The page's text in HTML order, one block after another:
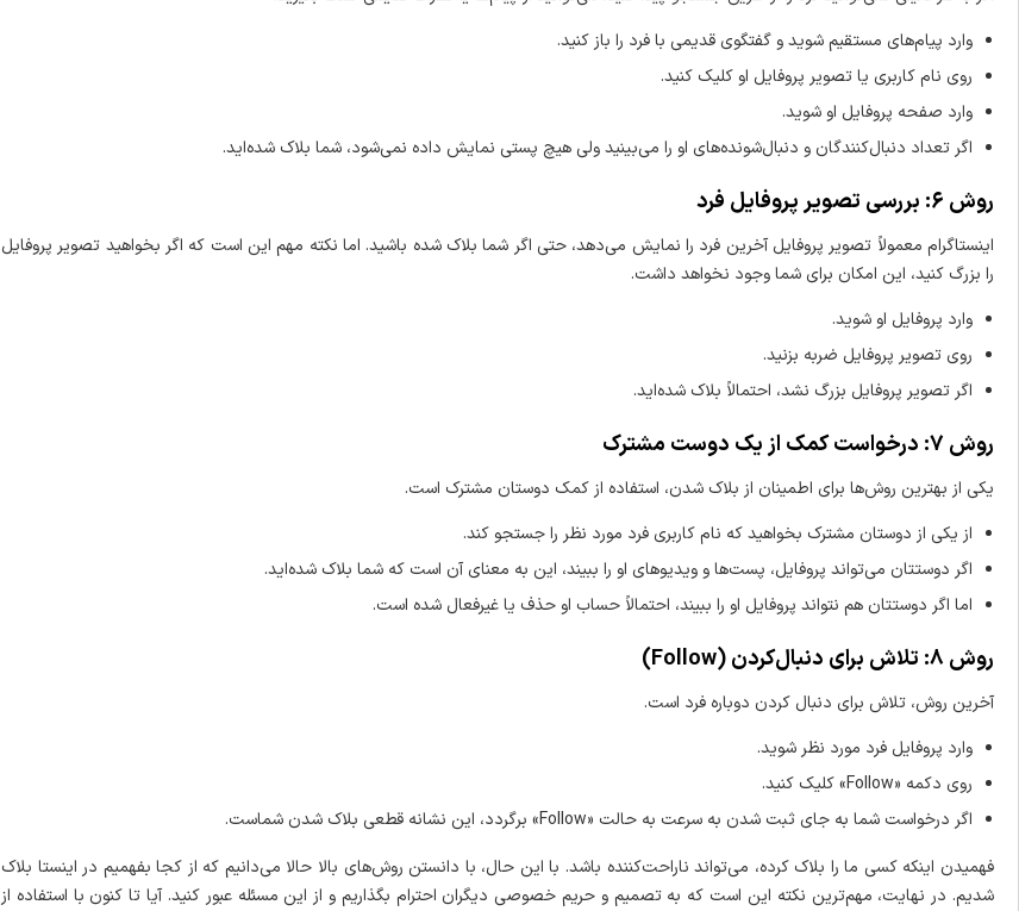
وارد پیام‌های مستقیم شوید و گفتگوی قدیمی با فرد را باز کنید.
روی نام کاربری یا تصویر پروفایل او کلیک کنید.
وارد صفحه پروفایل او شوید.
اگر تعداد دنبال‌کنندگان و دنبال‌شونده‌های او را می‌بینید ولی هیچ پستی نمایش داده نمی‌شود، شما بلاک شده‌اید.
روش ۶: بررسی تصویر پروفایل فرد
اینستاگرام معمولاً تصویر پروفایل آخرین فرد را نمایش می‌دهد، حتی اگر شما بلاک شده باشید. اما نکته مهم این است که اگر بخواهید تصویر پروفایل
را بزرگ کنید، این امکان برای شما وجود نخواهد داشت.
وارد پروفایل او شوید.
روی تصویر پروفایل ضربه بزنید.
اگر تصویر پروفایل بزرگ نشد، احتمالاً بلاک شده‌اید.
روش ۷: درخواست کمک از یک دوست مشترک
یکی از بهترین روش‌ها برای اطمینان از بلاک شدن، استفاده از کمک دوستان مشترک است.
از یکی از دوستان مشترک بخواهید که نام کاربری فرد مورد نظر را جستجو کند.
اگر دوستتان می‌تواند پروفایل، پست‌ها و ویدیوهای او را ببیند، این به معنای آن است که شما بلاک شده‌اید.
اما اگر دوستتان هم نتواند پروفایل او را ببیند، احتمالاً حساب او حذف یا غیرفعال شده است.
روش ۸: تلاش برای دنبال‌کردن (Follow)
آخرین روش، تلاش برای دنبال کردن دوباره فرد است.
وارد پروفایل فرد مورد نظر شوید.
روی دکمه «Follow» کلیک کنید.
اگر درخواست شما به جای ثبت شدن به سرعت به حالت «Follow» برگردد، این نشانه قطعی بلاک شدن شماست.
فهمیدن اینکه کسی ما را بلاک کرده، می‌تواند ناراحت‌کننده باشد. با این حال، با دانستن روش‌های بالا حالا می‌دانیم که از کجا بفهمیم در اینستا بلاک
شدیم. در نهایت، مهم‌ترین نکته این است که به تصمیم و حریم خصوصی دیگران احترام بگذاریم و از این مسئله عبور کنید. آیا تا کنون با استفاده از